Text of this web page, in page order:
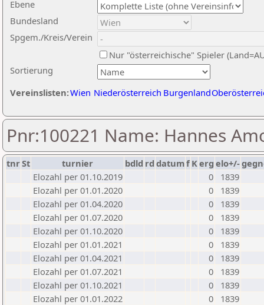
Ebene
Sortierung
Bundesland
Spgem./Kreis/Verein
Nur "österreichische" Spieler
Vereinslisten:Wien Niederösterreich Burgenland
Pnr:100221 Name: Hannes
tnrSt turnier bdld rd datumf Kerg elo+/-
Elozahl per 01.10.2019
0
1839
Elozahl per 01.01.2020
0
1839
Elozahl per 01.04.2020
0
1839
Elozahl per 01.07.2020
0
1839
Elozahl per 01.10.2020
0
1839
Elozahl per 01.01.2021
0
1839
Elozahl per 01.04.2021
0
1839
Elozahl per 01.07.2021
0
1839
Elozahl per 01.10.2021
0
1839
Elozahl per 01.01.2022
0
1839